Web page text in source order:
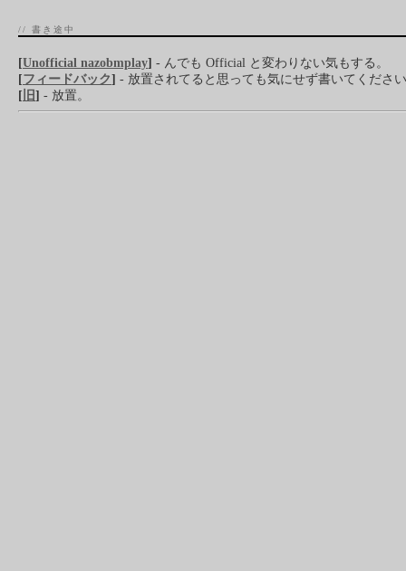
// 書き途中
[Unofficial nazobmplay] - んでも Official と変わりない気もする。
[フィードバック] - 放置されてると思っても気にせず書いてくださ
[ 旧] - 放置。